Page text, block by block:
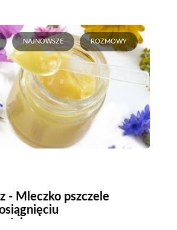
NAJNOWSZE ROZMOWY
- Mleczko pszczele